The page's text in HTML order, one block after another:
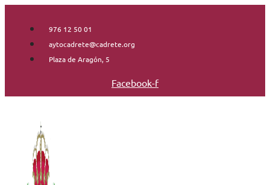
contenido
976 12 50 01
aytocadrete@cadrete.org
Plaza de Aragón, 5
Facebook-f